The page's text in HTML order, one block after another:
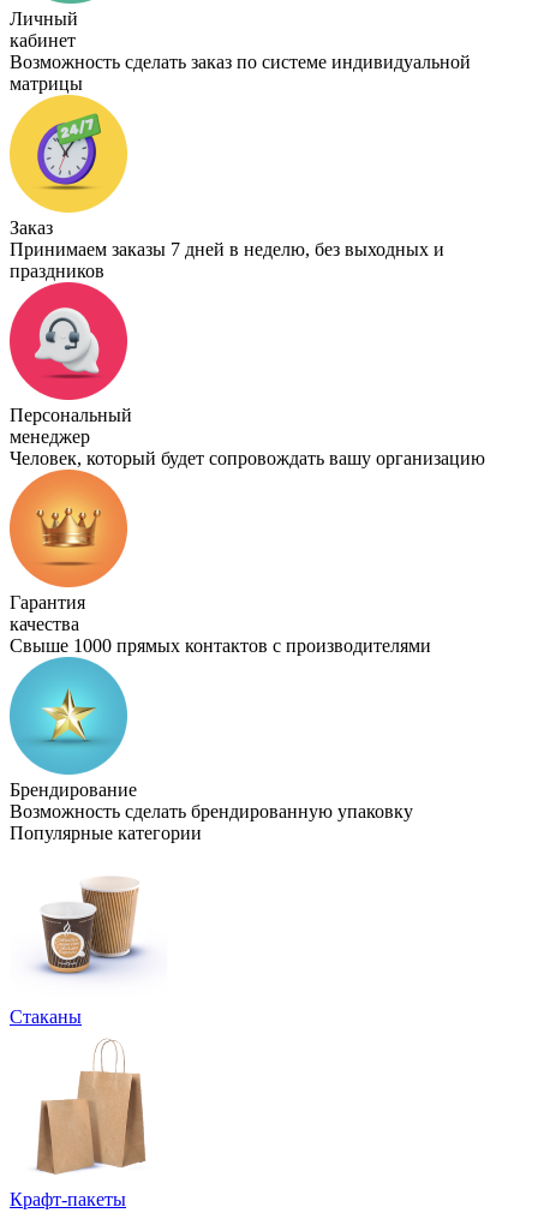
Личный
кабинет
Возможность сделать заказ по системе индивидуальной
матрицы
Заказ
Принимаем заказы 7 дней в неделю, без выходных и
праздников
Персональный
менеджер
Человек, который будет сопровождать вашу организацию
Гарантия
качества
Свыше 1000 прямых контактов с производителями
Брендирование
Возможность сделать брендированную упаковку
Популярные категории
Стаканы
Крафт-пакеты